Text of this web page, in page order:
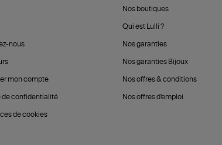
nous
mon compte
de confidentialité
de cookies
Nos boutiques
Qui est Lulli ?
Nos garanties
Nos garanties Bijoux
Nos offres & conditions
Nos offres d'emploi